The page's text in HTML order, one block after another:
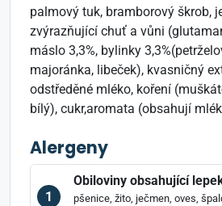
palmový tuk, bramborový škrob,
zvýrazňující chuť a vůni
máslo 3,3%, bylinky
majoránka, libeček), kvasničný
odstředěné mléko, koření
bílý), cukr,aromata (obsahují
Alergeny
1
Obiloviny obsahující
pšenice, žito, ječmen, oves,